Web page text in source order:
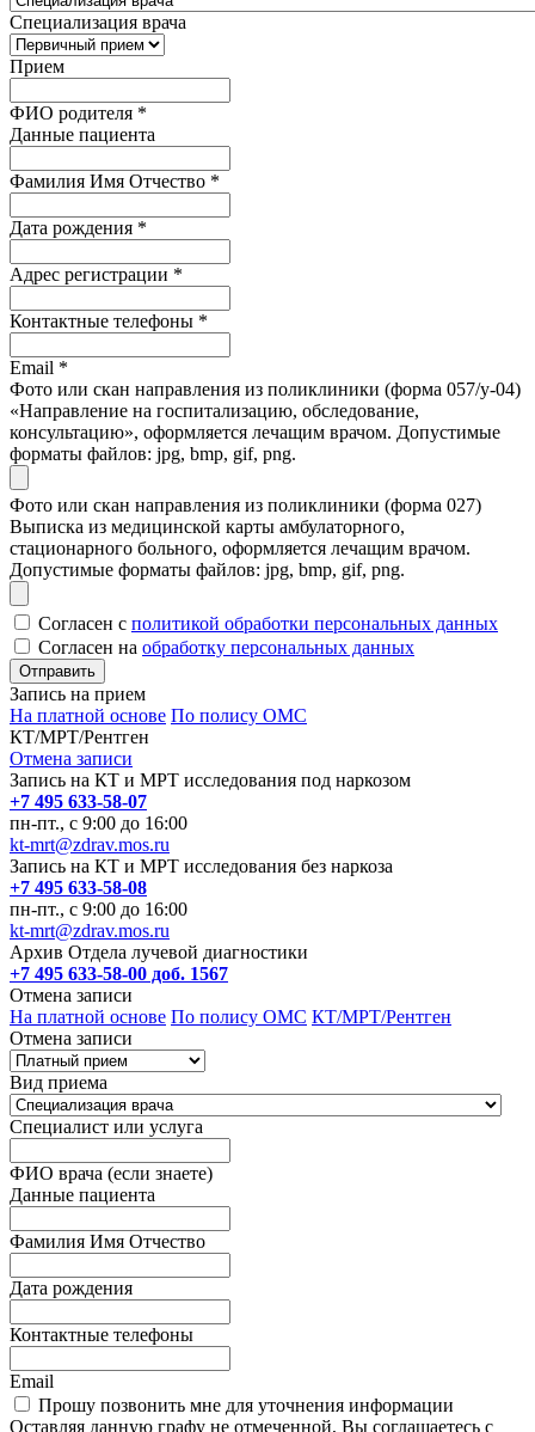
Специализация врача
Прием
ФИО родителя *
Данные пациента
Фамилия Имя Отчество *
Дата рождения *
Адрес регистрации *
Контактные телефоны *
Email *
Фото или скан направления из поликлиники (форма 057/у-04)
«Направление на госпитализацию, обследование,
консультацию», оформляется лечащим врачом. Допустимые
форматы файлов: jpg, bmp, gif, png.
Фото или скан направления из поликлиники (форма 027)
Выписка из медицинской карты амбулаторного,
стационарного больного, оформляется лечащим врачом.
Допустимые форматы файлов: jpg, bmp, gif, png.
Согласен с политикой обработки персональных данных
Согласен на обработку персональных данных
Запись на прием
На платной основе По полису ОМС
КТ/МРТ/Рентген
Отмена записи
Запись на КТ и МРТ исследования под наркозом
+7 495 633-58-07
пн-пт., с 9:00 до 16:00
kt-mrt@zdrav.mos.ru
Запись на КТ и МРТ исследования без наркоза
+7 495 633-58-08
пн-пт., с 9:00 до 16:00
kt-mrt@zdrav.mos.ru
Архив Отдела лучевой диагностики
+7 495 633-58-00 доб. 1567
Отмена записи
На платной основе По полису ОМС КТ/МРТ/Рентген
Отмена записи
Вид приема
Специалист или услуга
ФИО врача (если знаете)
Данные пациента
Фамилия Имя Отчество
Дата рождения
Контактные телефоны
Email
Прошу позвонить мне для уточнения информации
Оставляя данную графу не отмеченной, Вы соглашаетесь с